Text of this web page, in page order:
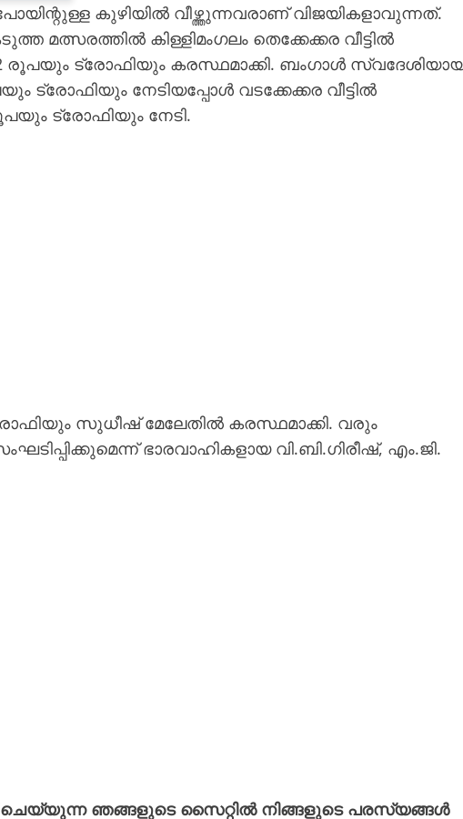
കുഴിയിൽ വീഴ്ത്തുന്നവരാണ് വിജയികളാവുന്നത്.
മത്സരത്തിൽ കിള്ളിമംഗലം തെക്കേക്കര വീട്ടിൽ
രൂപയും ട്രോഫിയും കരസ്ഥമാക്കി. ബംഗാൾ
ട്രോഫിയും നേടിയപ്പോൾ വടക്കേക്കര വീട്ടിൽ
ട്രോഫിയും നേടി.
സുധീഷ് മേലേതിൽ കരസ്ഥമാക്കി. വരും
ഭാരവാഹികളായ വി.ബി.ഗിരീഷ്, എം.ജി.
ചെയ്യുന്ന ഞങ്ങളുടെ സൈറ്റിൽ നിങ്ങളുടെ പരസ്യങ്ങൾ